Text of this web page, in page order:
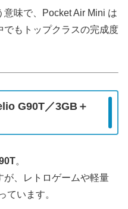
味で、Pocket Air Mini は
もトップクラスの完成度
G90T／3GB＋
。
が、レトロゲームや軽量
ています。